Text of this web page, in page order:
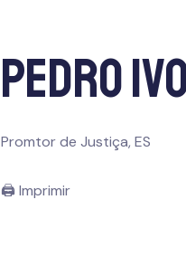
Pedro
Promtor de Justiça, ES
🖨 Imprimir